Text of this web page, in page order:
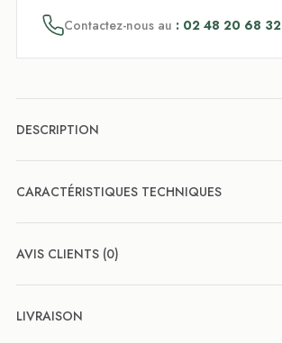
Contactez-nous au : 02 48 20 68 32
DESCRIPTION
CARACTÉRISTIQUES TECHNIQUES
AVIS CLIENTS (0)
LIVRAISON